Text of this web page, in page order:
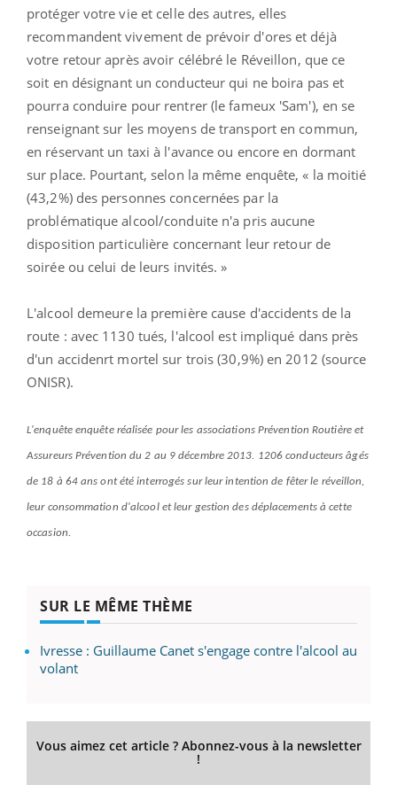
protéger votre vie et celle des autres, elles
recommandent vivement de prévoir d'ores et déjà
votre retour après avoir célébré le Réveillon, que ce
soit en désignant un conducteur qui ne boira pas et
pourra conduire pour rentrer (le fameux 'Sam'), en se
renseignant sur les moyens de transport en commun,
en réservant un taxi à l'avance ou encore en dormant
sur place. Pourtant, selon la même enquête, « la moitié
(43,2%) des personnes concernées par la
problématique alcool/conduite n'a pris aucune
disposition particulière concernant leur retour de
soirée ou celui de leurs invités. »
L'alcool demeure la première cause d'accidents de la
route : avec 1130 tués, l'alcool est impliqué dans près
d'un accidenrt mortel sur trois (30,9%) en 2012 (source
ONISR).
L'enquête enquête réalisée pour les associations Prévention Routière et
Assureurs Prévention du 2 au 9 décembre 2013. 1206 conducteurs âgés
de 18 à 64 ans ont été interrogés sur leur intention de fêter le réveillon,
leur consommation d'alcool et leur gestion des déplacements à cette
occasion.
SUR LE MÊME THÈME
Ivresse : Guillaume Canet s'engage contre l'alcool au
volant
Vous aimez cet article ? Abonnez-vous à la newsletter
!